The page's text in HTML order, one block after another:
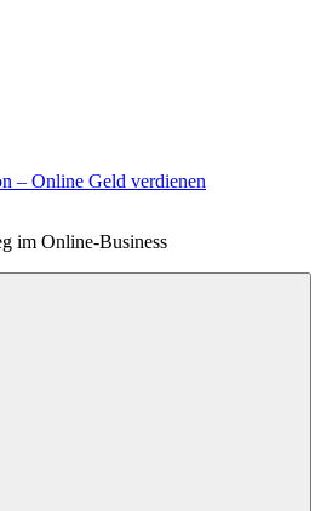
– Online Geld verdienen
im Online-Business